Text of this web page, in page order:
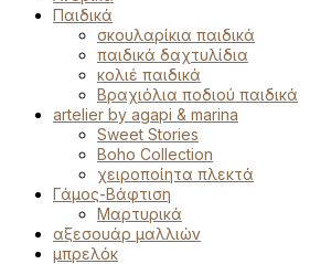
Παιδικά
σκουλαρίκια παιδικά
παιδικά δαχτυλίδια
κολιέ παιδικά
Βραχιόλια ποδιού παιδικά
artelier by agapi & marina
Sweet Stories
Boho Collection
χειροποίητα πλεκτά
Γάμος-Βάφτιση
Μαρτυρικά
αξεσουάρ μαλλιών
μπρελόκ